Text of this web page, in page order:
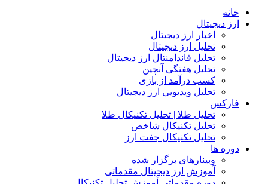
دیجیتال
اخبار ارز دیجیتال
تحلیل ارز دیجیتال
تحلیل فاندامنتال ارز دیجیتال
تحلیل هفتگی آنچین
کسب درآمد از بازی
تحلیل ویدیویی ارز دیجیتال
تحلیل طلا | تحلیل تکنیکال طلا
تحلیل تکنیکال شاخص
تحلیل تکنیکال جفت ارز
ها
وبینارهای برگزار شده
آموزش ارز دیجیتال مقدماتی